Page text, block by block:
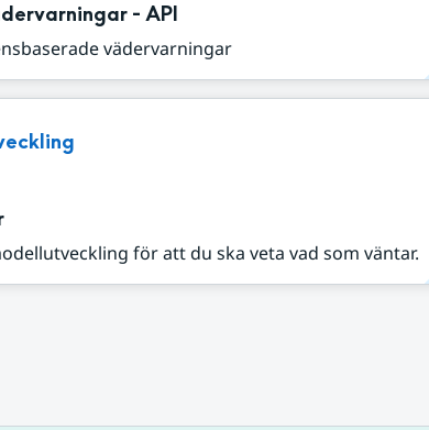
- API
vädervarningar
för att du ska veta vad som väntar.